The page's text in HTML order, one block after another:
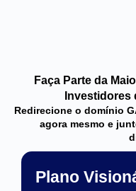
Faça Parte da
Investidores
Redirecione o domínio
agora mesmo e
Plano